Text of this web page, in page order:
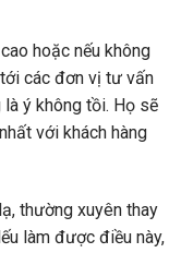
hoặc nếu không
các đơn vị tư vấn
ý không tồi. Họ sẽ
với khách hàng
thường xuyên thay
làm được điều này,